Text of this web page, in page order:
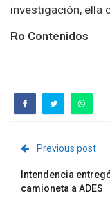
investigación, ella
Ro Contenidos
Previous post
Intendencia
camioneta a ADES